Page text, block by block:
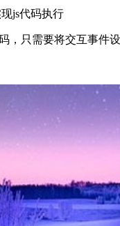
js代码执行
，只需要将交互事件